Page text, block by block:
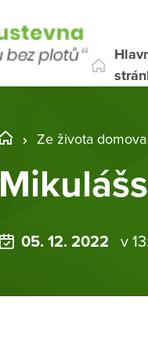
Ze života domova
05. 12. 2022 v